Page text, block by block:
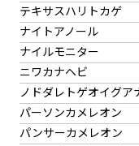
テキサスハリトカゲ
ナイトアノール
ナイルモニター
ニワカナヘビ
ノドダレトゲオイグア
パーソンカメレオン
パンサーカメレオン